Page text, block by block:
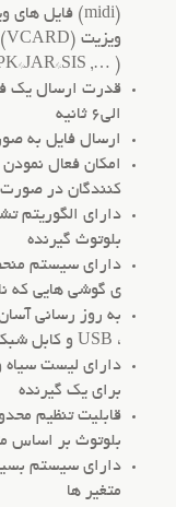
( …, APK*JAR*SIS)
الی6 ثانیه
ارسال فایل به
امکان فعال
کنندگان در صورت
دارای الگوریتم
بلوتوث گیرنده
دارای سیستم
ی گوشی هایی که
به روز رسانی
، USB و کابل شبکه
دارای لیست سیاه
برای یک گیرنده
قابلیت تنظیم
بلوتوث بر اساس
دارای سیستم
متغیر ها